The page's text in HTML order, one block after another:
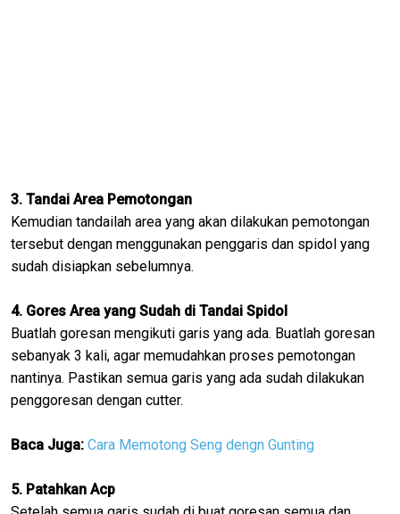
3. Tandai Area Pemotongan
Kemudian tandailah area yang akan dilakukan pemotongan
tersebut dengan menggunakan penggaris dan spidol yang
sudah disiapkan sebelumnya.
4. Gores Area yang Sudah di Tandai Spidol
Buatlah goresan mengikuti garis yang ada. Buatlah goresan
sebanyak 3 kali, agar memudahkan proses pemotongan
nantinya. Pastikan semua garis yang ada sudah dilakukan
penggoresan dengan cutter.
Baca Juga: Cara Memotong Seng dengn Gunting
5. Patahkan Acp